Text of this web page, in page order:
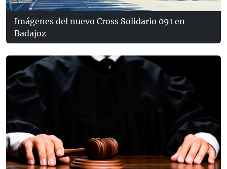
Imágenes del nuevo Cross Solidario 091 en
Badajoz